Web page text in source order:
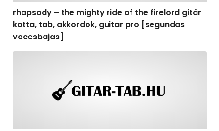
rhapsody – the mighty ride of the firelord gitár
kotta, tab, akkordok, guitar pro [segundas
vocesbajas]